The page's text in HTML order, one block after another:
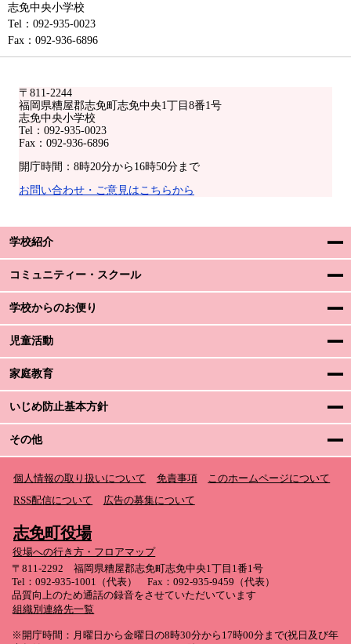
〒811-2244
福岡県糟屋郡志免町志免中央1丁目8番1号
志免中央小学校
Tel：092-935-0023
Fax：092-936-6896
開庁時間：8時20分から16時50分まで
お問い合わせ・ご意見はこちらから
学校紹介
コミュニティー・スクール
学校からのお便り
児童活動
家庭教育
いじめ防止基本方針
その他
志免中央小学校
Tel：092-935-0023
Fax：092-936-6896
個人情報の取り扱いについて 免責事項
このホームページについて
RSS配信について
広告の募集について
志免町役場
役場への行き方・フロアマップ
〒811-2292 福岡県糟屋郡志免町志免中央1丁目1番1号
Tel：092-935-1001（代表） Fax：092-935-9459（代表）
品質向上のため通話の録音をさせていただいています
組織別連絡先一覧
※開庁時間：月曜日から金曜日の8時30分から17時00分まで(祝日及び年